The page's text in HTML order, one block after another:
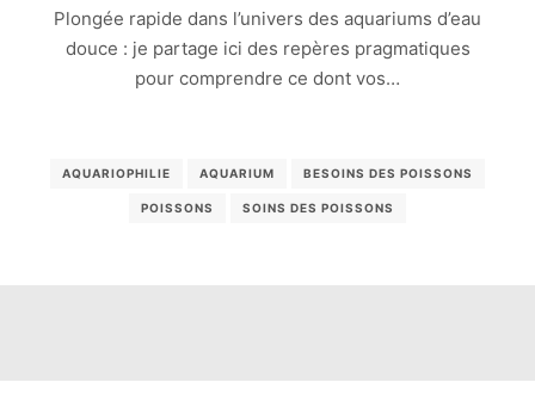
Plongée rapide dans l’univers des aquariums d’eau
douce : je partage ici des repères pragmatiques
pour comprendre ce dont vos…
AQUARIOPHILIE AQUARIUM BESOINS DES POISSONS
POISSONS SOINS DES POISSONS